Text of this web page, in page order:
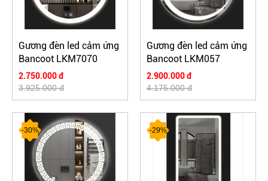
Gương đèn led cảm ứng
Bancoot LKM7070
2.750.000 đ
3.925.000 đ
Gương đèn led cảm ứng
Bancoot LKM057
2.900.000 đ
4.175.000 đ
-30% -29%